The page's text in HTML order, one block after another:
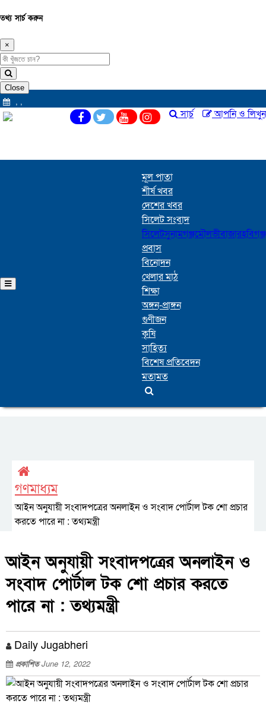
তথ্য সার্চ করুন
×
Close
, ,
আপনি ও লিখুন
সার্চ
মূল পাতা
শীর্ষ খবর
দেশের খবর
সিলেট সংবাদ
সিলেটসুনামগঞ্জমৌলভীবাজারহবিগঞ্জ
প্রবাস
বিনোদন
খেলার মাঠ
শিক্ষা
অঙ্গন-প্রাঙ্গন
গুণীজন
কৃষি
সাহিত্য
বিশেষ প্রতিবেদন
মতামত
গণমাধ্যম
আইন অনুযায়ী সংবাদপত্রের অনলাইন ও সংবাদ পোর্টাল টক শো প্রচার
করতে পারে না : তথ্যমন্ত্রী
আইন অনুযায়ী সংবাদপত্রের অনলাইন ও
সংবাদ পোর্টাল টক শো প্রচার করতে
পারে না : তথ্যমন্ত্রী
Daily Jugabheri
প্রকাশিতJune 12, 2022